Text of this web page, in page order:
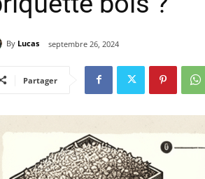
By Lucas septembre 26, 2024
Partager